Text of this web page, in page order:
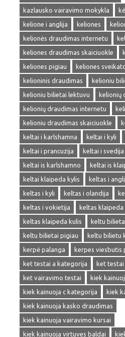
kazlausko vairavimo mokykla
kelione i anglija
keliones
kelionės draudimas internetu
keliones draudimas skaiciuokle
keliones pigiau
keliones
kelioninis draudimas
kelioniu
kelioniu bilietai lektuvu
kelionių
kelionių draudimas internetu
kelioniu draudimas skaiciuokle
keltai i karlshamna
keltai i kyli
keltai i prancuzija
keltai i svedija
keltai is karlshamno
keltai is
keltai klaipeda kylis
keltas i
keltas i kyli
keltas i olandija
keltas i vokietija
keltas klaipeda
keltas klaipeda kulis
keltu
keltu bilietai pigiau
keltu bilietu
kerpė palanga
kerpes viesbutis
ket testai a kategorija
ket
ket vairavimo testai
kiek
kiek kainuoja c kategorija
kiek
kiek kainuoja kasko draudimas
kiek kainuoja vairavimo kursai
kiek kainuoja virtuves baldai